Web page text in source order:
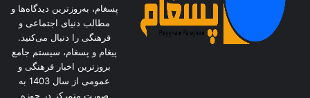
پسغام، به‌روزترین دیدگاه‌ها و
مطالب دنیای اجتماعی و
فرهنگی را دنبال می‌کنید.
پیغام و پسغام، سیستم جامع
بروزترین اخبار فرهنگی و
عمومی از سال 1403 به
صورت متمرکز در حوزه